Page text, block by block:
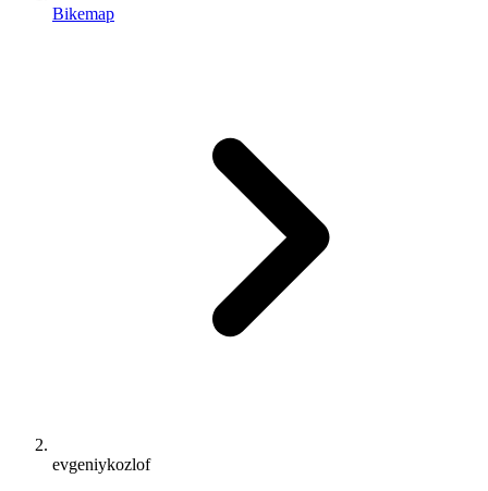
Bikemap
evgeniykozlof